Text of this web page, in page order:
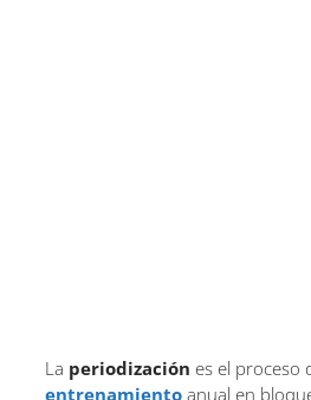
La periodización es el proceso
entrenamiento anual en